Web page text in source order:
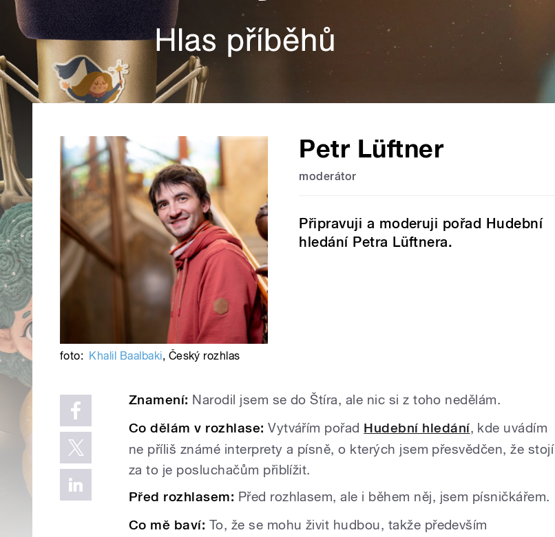
Petr Lüftner
moderátor
Připravuji a moderuji pořad Hudební
hledání Petra Lüftnera.
foto: Khalil Baalbaki, Český rozhlas
Znamení: Narodil jsem se do Štíra, ale nic si z toho nedělám.
Co dělám v rozhlase:Vytvářím pořad Hudební hledání, kde uvádím
ne příliš známé interprety a písně, o kterých jsem přesvědčen, že stojí
za to je posluchačům přiblížit.
Před rozhlasem: Před rozhlasem, ale i během něj, jsem písničkářem.
Co mě baví: To, že se mohu živit hudbou, takže především